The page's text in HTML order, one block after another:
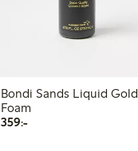
Bondi Sands Liquid Gold
Foam
359:-359,00 kr